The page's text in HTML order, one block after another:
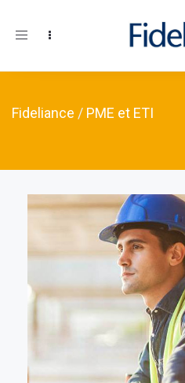
Toggle navigation
Fideliance / PME et ETI